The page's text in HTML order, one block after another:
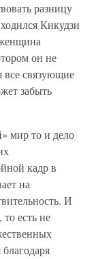
разницу
Кикудзи
он не
все связующие
забыть
мир то и дело
кадр в
на
И
есть не